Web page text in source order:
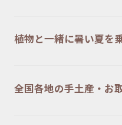
植物と一緒に暑い夏を
全国各地の手土産・お